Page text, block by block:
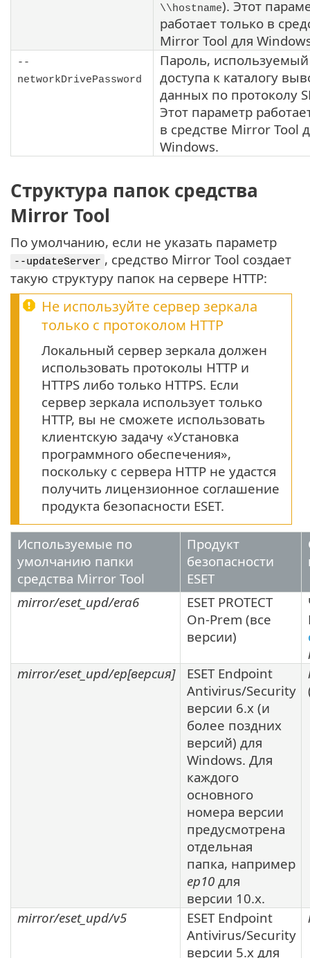
\\hostname). Этот
работает только в
Mirror Tool для
--
networkDrivePassword
Пароль,
доступа к каталогу
данных по протоколу
Этот параметр
в средстве Mirror Tool
Windows.
Структура папок средства
Mirror Tool
По умолчанию, если не указать параметр
--updateServer , средство Mirror Tool создает
такую структуру папок на сервере HTTP:
Не используйте сервер зеркала
только с протоколом HTTP
Локальный сервер зеркала должен
использовать протоколы HTTP и
HTTPS либо только HTTPS. Если
сервер зеркала использует только
HTTP, вы не сможете использовать
клиентскую задачу «Установка
программного обеспечения»,
поскольку с сервера HTTP не удастся
получить лицензионное соглашение
продукта безопасности ESET.
Используемые по
умолчанию папки
средства Mirror Tool
Продукт
безопасности
ESET
mirror/eset_upd/era6
ESET PROTECT
On-Prem (все
версии)
mirror/eset_upd/ep[версия]
ESET Endpoint
Antivirus/Security
версии 6.x (и
более поздних
версий) для
Windows. Для
каждого
основного
номера версии
предусмотрена
отдельная
папка, например
ep10 для
версии 10.x.
mirror/eset_upd/v5
ESET Endpoint
Antivirus/Security
версии 5.x для